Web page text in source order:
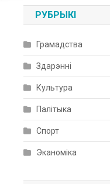
РУБРЫКІ
Грамадства
Здарэнні
Культура
Палітыка
Спорт
Эканоміка